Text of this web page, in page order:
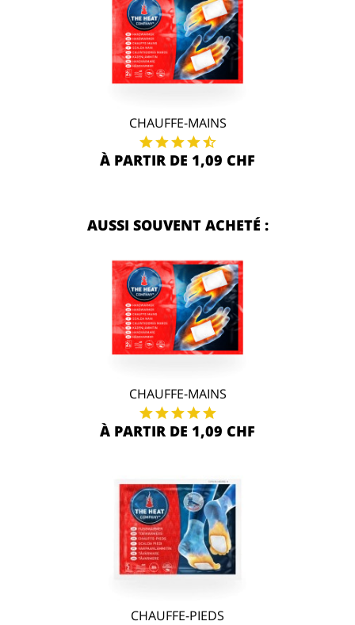
CHAUFFE-MAINS
À PARTIR DE 1,09 CHF
AUSSI SOUVENT ACHETÉ :
CHAUFFE-MAINS
À PARTIR DE 1,09 CHF
CHAUFFE-PIEDS